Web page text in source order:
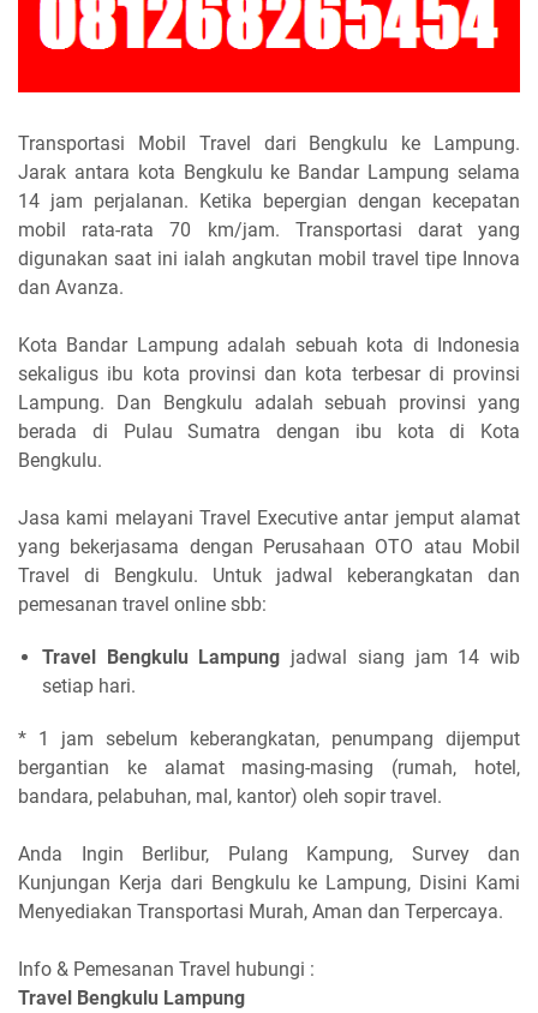
Transportasi Mobil Travel dari Bengkulu ke Lampung.
Jarak antara kota Bengkulu ke Bandar Lampung selama
14 jam perjalanan. Ketika bepergian dengan kecepatan
mobil rata-rata 70 km/jam. Transportasi darat yang
digunakan saat ini ialah angkutan mobil travel tipe Innova
dan Avanza.
Kota Bandar Lampung adalah sebuah kota di Indonesia
sekaligus ibu kota provinsi dan kota terbesar di provinsi
Lampung. Dan Bengkulu adalah sebuah provinsi yang
berada di Pulau Sumatra dengan ibu kota di Kota
Bengkulu.
Jasa kami melayani Travel Executive antar jemput alamat
yang bekerjasama dengan Perusahaan OTO atau Mobil
Travel di Bengkulu. Untuk jadwal keberangkatan dan
pemesanan travel online sbb:
Travel Bengkulu Lampung jadwal siang jam 14 wib
setiap hari.
* 1 jam sebelum keberangkatan, penumpang dijemput
bergantian ke alamat masing-masing (rumah, hotel,
bandara, pelabuhan, mal, kantor) oleh sopir travel.
Anda Ingin Berlibur, Pulang Kampung, Survey dan
Kunjungan Kerja dari Bengkulu ke Lampung, Disini Kami
Menyediakan Transportasi Murah, Aman dan Terpercaya.
Info & Pemesanan Travel hubungi :
Travel Bengkulu Lampung